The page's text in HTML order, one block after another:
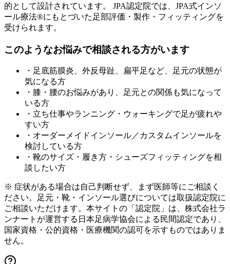
的として設計されています。 JPA認定院では、JPA式インソ
ール療法®にもとづいた足部評価・製作・フィッティングを
受けられます。
このようなお悩みで相談される方がいます
・足底筋膜炎、外反母趾、扁平足など、足元の状態が
気になる方
・膝・腰のお悩みがあり、足元との関係も気になって
いる方
・立ち仕事やランニング・ウォーキングで足が疲れや
すい方
・オーダーメイドインソール／カスタムインソールを
検討している方
・靴のサイズ・履き方・シューズフィッティングを相
談したい方
※ 症状がある場合は自己判断せず、まず医師等にご相談く
ださい。足元・靴・インソール選びについては取扱認定院に
ご相談いただけます。本サイトの「認定院」は、株式会社ラ
ンナートが運営する日本足病学協会による民間認定であり、
国家資格・公的資格・医療機関の認可を示すものではありま
せん。